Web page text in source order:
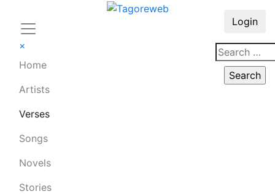
×
Home
Artists
Verses
Songs
Novels
Stories
Login